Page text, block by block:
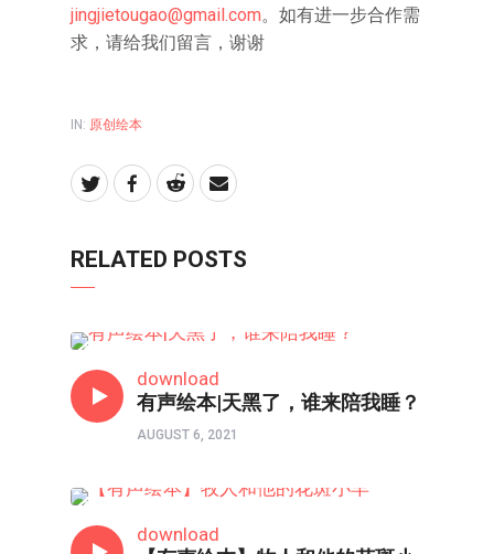
jingjietougao@gmail.com。如有进一步合作需
求，请给我们留言，谢谢
IN: 原创绘本
RELATED POSTS
download
有声绘本|天黑了，谁来陪我睡？
AUGUST 6, 2021
download